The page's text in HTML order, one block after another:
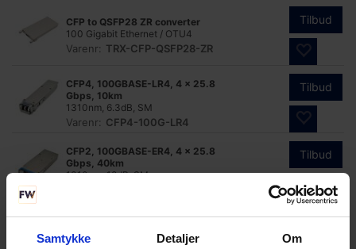
Samtykke Detaljer Om
CFP to QSFP28 ZR converter
100 Gigabit Ethernet / OTU4
Varenr: TRX-CFP-QSFP28-ZR
Tilbud
CFP4, 100GBASE-LR4, 4 x 25.8
Gbps, 10km
1310nm, 6.3dB, SM
Varenr: CFP4-100G-LR4
Tilbud
CFP2, 100GBASE-ER4, 4 x 25.8
Gbps, 40km
1310nm, 18dB, SM
Tilbud
CFP, 100GBASE-ER4, 4 x 25.8
1310nm, 18dB, SM
Tilbud